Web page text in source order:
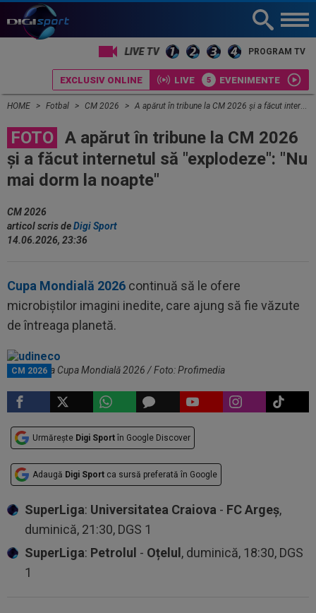
PROGRAM TV
EXCLUSIV ONLINE LIVE EVENIMENTE
HOME Fotbal CM 2026 A apărut în tribune la CM 2026 și a făcut internetul să "explodeze": "Nu mai dorm la noapte"
FOTO A apărut în tribune la CM 2026
și a făcut internetul să "explodeze": "Nu
mai dorm la noapte"
CM 2026
articol scris deDigi Sport
14.06.2026, 23:36
Cupa Mondială 2026 continuă să le ofere
microbiștilor imagini inedite, care ajung să fie văzute
de întreaga planetă.
CM 2026
Udi Neco la Cupa Mondială 2026 / Foto: Profimedia
Urmărește Digi Sport în Google Discover
Adaugă Digi Sport ca sursă preferată în Google
SuperLiga: Universitatea Craiova - FC Argeș,
duminică, 21:30, DGS 1
SuperLiga: Petrolul - Oțelul , duminică, 18:30, DGS
1